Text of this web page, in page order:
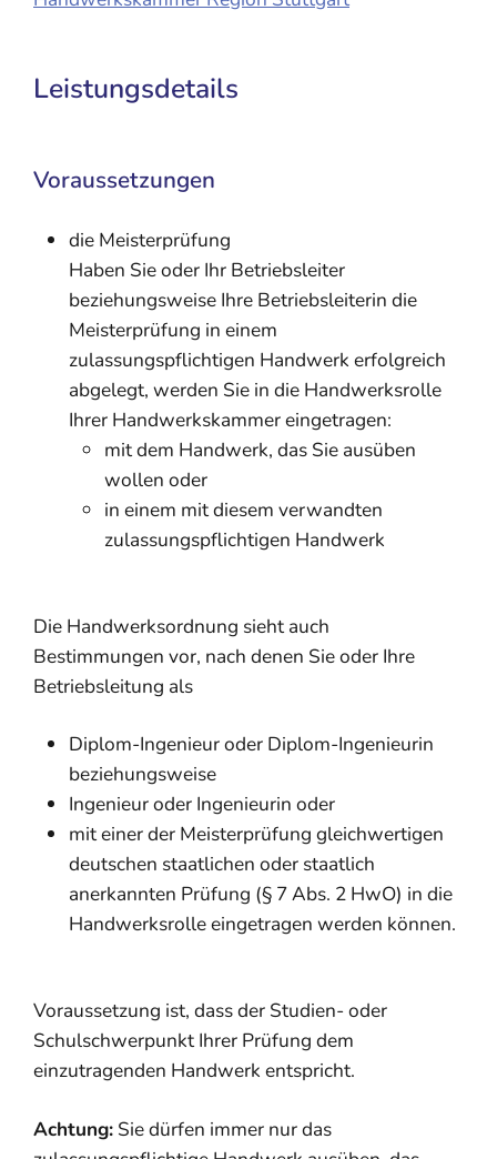
Leistungsdetails
Voraussetzungen
die Meisterprüfung
Haben Sie oder Ihr Betriebsleiter
beziehungsweise Ihre Betriebsleiterin die
Meisterprüfung in einem
zulassungspflichtigen Handwerk erfolgreich
abgelegt, werden Sie in die Handwerksrolle
Ihrer Handwerkskammer eingetragen:
mit dem Handwerk, das Sie ausüben
wollen oder
in einem mit diesem verwandten
zulassungspflichtigen Handwerk
Die Handwerksordnung sieht auch
Bestimmungen vor, nach denen Sie oder Ihre
Betriebsleitung als
Diplom-Ingenieur oder Diplom-Ingenieurin
beziehungsweise
Ingenieur oder Ingenieurin oder
mit einer der Meisterprüfung gleichwertigen
deutschen staatlichen oder staatlich
anerkannten Prüfung (§ 7 Abs. 2 HwO) in die
Handwerksrolle eingetragen werden können.
Voraussetzung ist, dass der Studien- oder
Schulschwerpunkt Ihrer Prüfung dem
einzutragenden Handwerk entspricht.
Achtung: Sie dürfen immer nur das